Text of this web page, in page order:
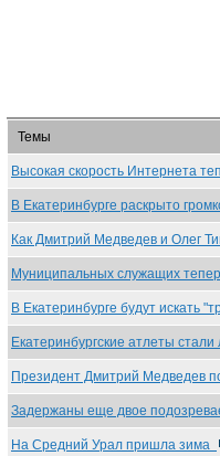
Темы
Высокая скорость Интернета
В Екатеринбурге раскрыто
Как Дмитрий Медведев и Олег
Муниципальных служащих
В Екатеринбурге будут искать
Екатеринбургские атлеты
Президент Дмитрий Медведев
Задержаны еще двое
На Средний Урал пришла зима